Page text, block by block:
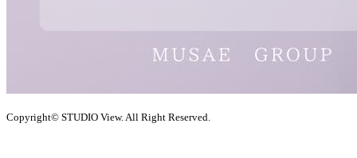
Copyright© STUDIO View. All Right Reserved.